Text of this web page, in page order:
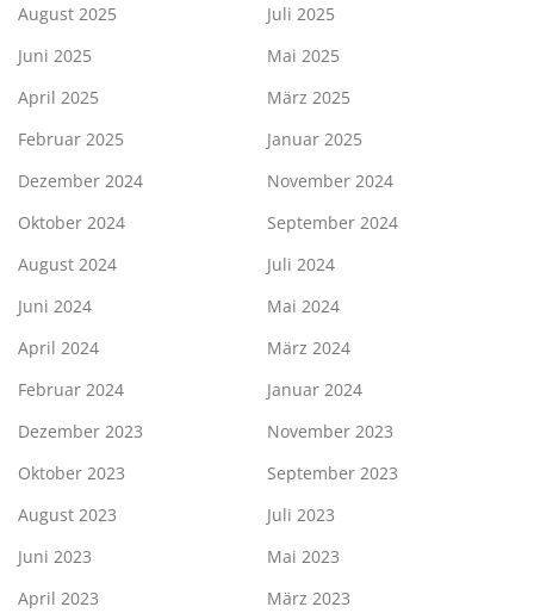
August 2025
Juli 2025
Juni 2025
Mai 2025
April 2025
März 2025
Februar 2025
Januar 2025
Dezember 2024
November 2024
Oktober 2024
September 2024
August 2024
Juli 2024
Juni 2024
Mai 2024
April 2024
März 2024
Februar 2024
Januar 2024
Dezember 2023
November 2023
Oktober 2023
September 2023
August 2023
Juli 2023
Juni 2023
Mai 2023
April 2023
März 2023